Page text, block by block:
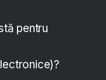
pentru